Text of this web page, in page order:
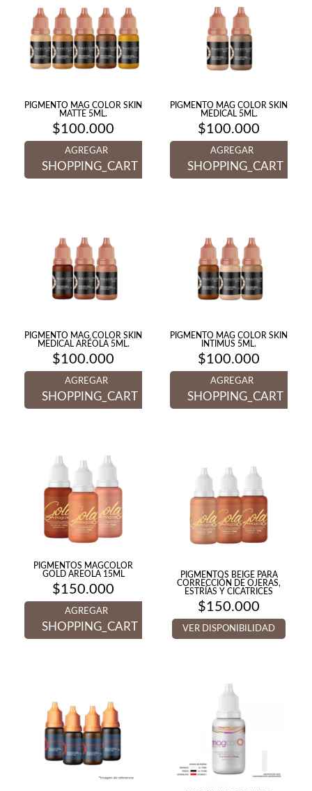
PIGMENTO MAG COLOR SKIN
MATTE 5ML.
$100.000
AGREGAR
SHOPPING_CART
PIGMENTO MAG COLOR SKIN
MEDICAL 5ML.
$100.000
AGREGAR
SHOPPING_CART
PIGMENTO MAG COLOR SKIN
MEDICAL ARÉOLA 5ML.
$100.000
AGREGAR
SHOPPING_CART
PIGMENTO MAG COLOR SKIN
INTIMUS 5ML.
$100.000
AGREGAR
SHOPPING_CART
PIGMENTOS MAGCOLOR
GOLD AREOLA 15ML
$150.000
AGREGAR
SHOPPING_CART
PIGMENTOS BEIGE PARA
CORRECCIÓN DE OJERAS,
ESTRÍAS Y CICATRICES
$150.000
VER DISPONIBILIDAD